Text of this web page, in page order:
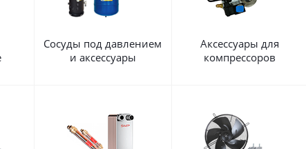
Сосуды под давлением
и аксессуары
Аксессуары для
компрессоров